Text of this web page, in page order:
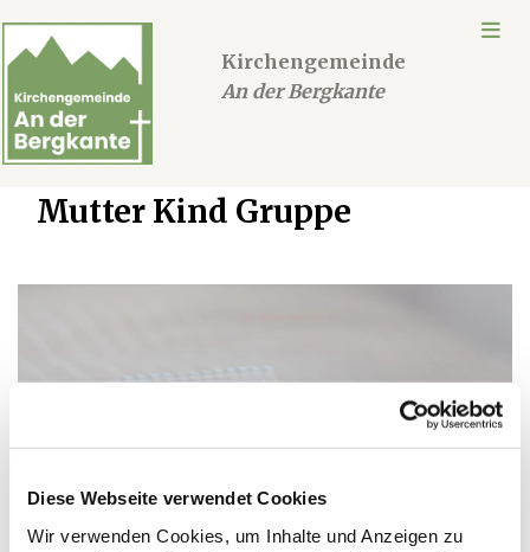
Diese Webseite verwendet Cookies
Wir verwenden Cookies, um Inhalte und Anzeigen zu
Kirchengemeinde
An der Bergkante
Mutter Kind Gruppe